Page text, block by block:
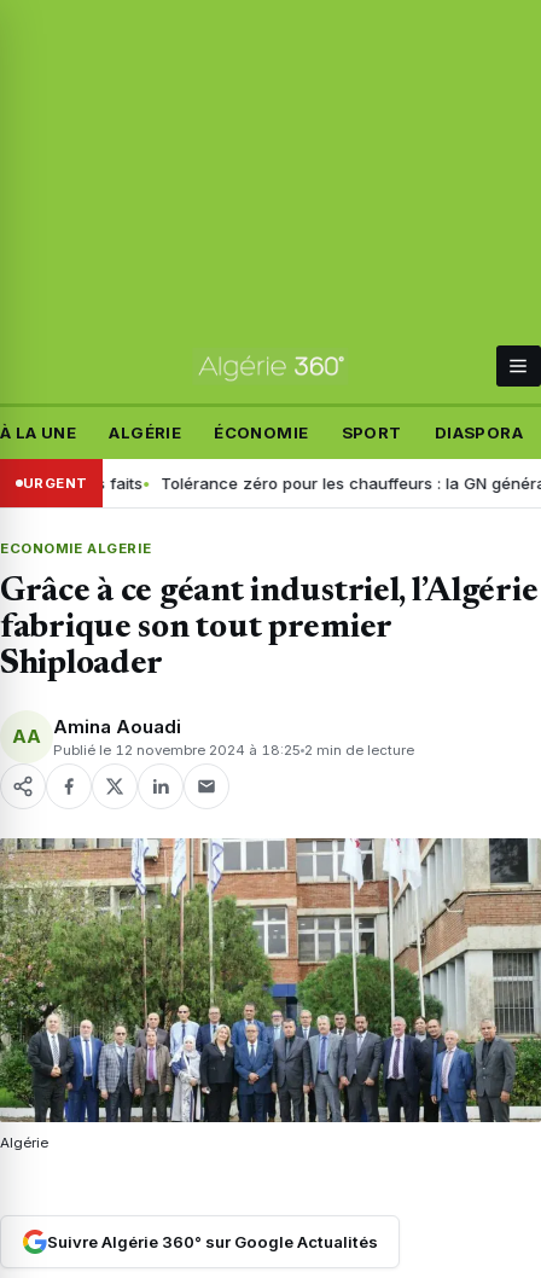
À LA UNE ALGÉRIE ÉCONOMIE SPORT DIASPORA
URGENT
les faits Tolérance zéro pour les chauffeurs : la GN généralise le
ECONOMIE ALGERIE
Grâce à ce géant industriel, l’Algérie
fabrique son tout premier
Shiploader
AA Amina Aouadi
Publié le 12 novembre 2024 à 18:25 2 min de lecture
Algérie
Suivre Algérie 360° sur Google Actualités